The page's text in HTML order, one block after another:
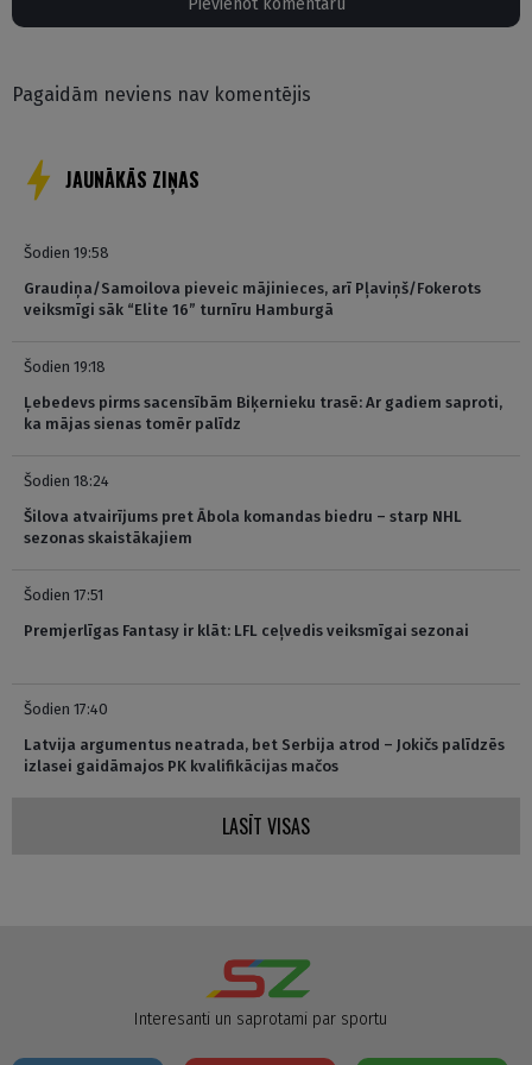
Pievienot komentāru
Pagaidām neviens nav komentējis
JAUNĀKĀS ZIŅAS
Šodien 19:58
Graudiņa/Samoilova pieveic mājinieces, arī Pļaviņš/Fokerots
veiksmīgi sāk “Elite 16” turnīru Hamburgā
Šodien 19:18
Ļebedevs pirms sacensībām Biķernieku trasē: Ar gadiem saproti,
ka mājas sienas tomēr palīdz
Šodien 18:24
Šilova atvairījums pret Ābola komandas biedru – starp NHL
sezonas skaistākajiem
Šodien 17:51
Premjerlīgas Fantasy ir klāt: LFL ceļvedis veiksmīgai sezonai
Šodien 17:40
Latvija argumentus neatrada, bet Serbija atrod – Jokičs palīdzēs
izlasei gaidāmajos PK kvalifikācijas mačos
LASĪT VISAS
Interesanti un saprotami par sportu